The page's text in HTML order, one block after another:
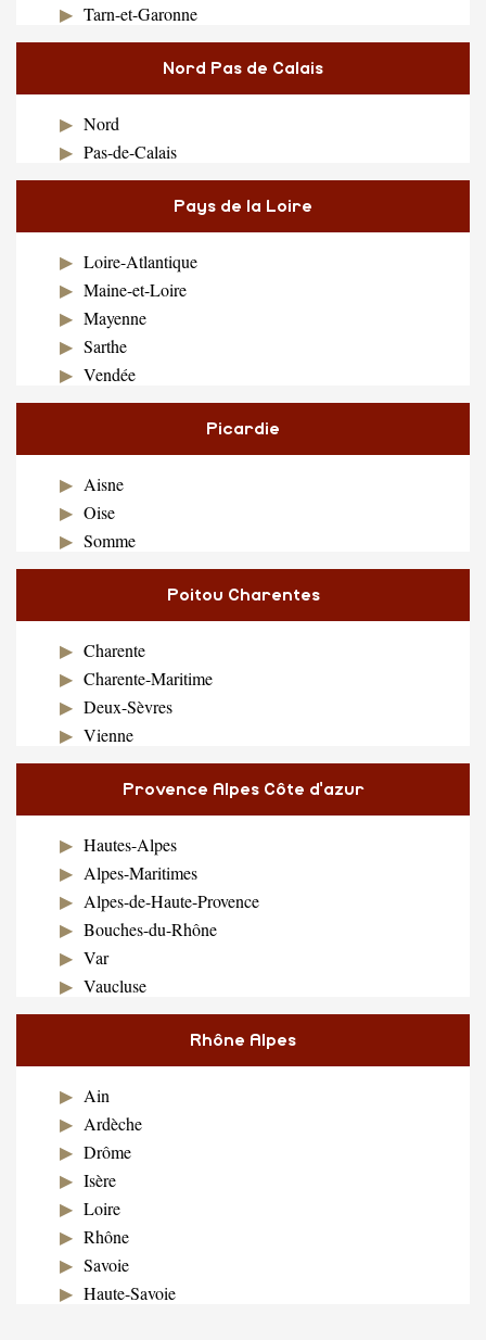
Tarn-et-Garonne
Nord Pas de Calais
Nord
Pas-de-Calais
Pays de la Loire
Loire-Atlantique
Maine-et-Loire
Mayenne
Sarthe
Vendée
Picardie
Aisne
Oise
Somme
Poitou Charentes
Charente
Charente-Maritime
Deux-Sèvres
Vienne
Provence Alpes Côte d'azur
Hautes-Alpes
Alpes-Maritimes
Alpes-de-Haute-Provence
Bouches-du-Rhône
Var
Vaucluse
Rhône Alpes
Ain
Ardèche
Drôme
Isère
Loire
Rhône
Savoie
Haute-Savoie